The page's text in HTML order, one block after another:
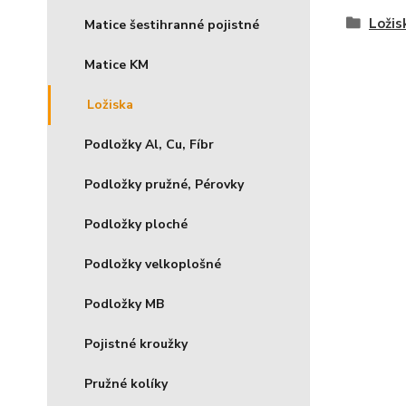
Matice šestihranné pojistné
Matice KM
Ložiska
Podložky Al, Cu, Fíbr
Podložky pružné, Pérovky
Podložky ploché
Podložky velkoplošné
Podložky MB
Pojistné kroužky
Pružné kolíky